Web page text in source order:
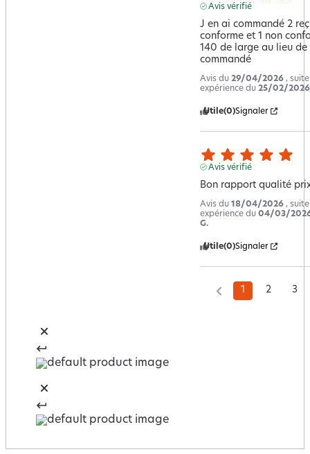
Avis vérifié
J en ai commandé 2
conforme et 1 non
140 de large au lieu de
commandé
Avis du 29/04/2026 ,
expérience du 25/02/2026
Utile(0)Signaler
Avis vérifié
Bon rapport qualité
Avis du 18/04/2026 ,
expérience du 04/03/
G.
Utile(0)Signaler
1 2 3